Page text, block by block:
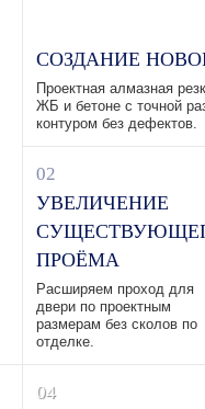
СОЗДАНИЕ
Проектная алмазная
ЖБ и бетоне с точной
контуром без дефектов.
02
УВЕЛИЧЕНИЕ
ПРОЁМА
Расширяем проход для
двери по проектным
размерам без сколов по
отделке.
04